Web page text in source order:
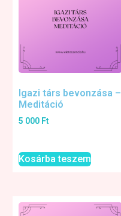
Igazi társ bevonzása –
Meditáció
5 000 Ft
Kosárba teszem